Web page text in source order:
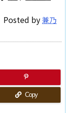
Posted by兼乃
Copy